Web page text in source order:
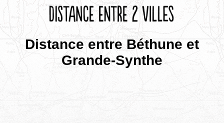
Distance entre Béthune et
Grande-Synthe